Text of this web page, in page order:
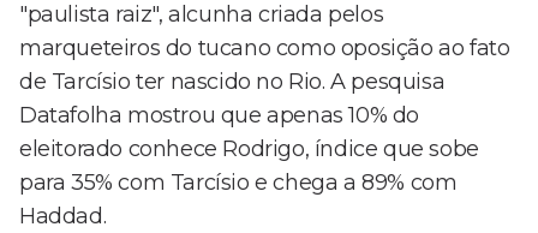
"paulista raiz", alcunha criada pelos
marqueteiros do tucano como oposição ao fato
de Tarcísio ter nascido no Rio. A pesquisa
Datafolha mostrou que apenas 10% do
eleitorado conhece Rodrigo, índice que sobe
para 35% com Tarcísio e chega a 89% com
Haddad.